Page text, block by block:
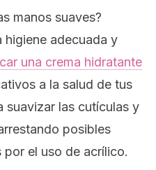
manos suaves?
higiene adecuada y
una crema hidratante
a la salud de tus
suavizar las cutículas y
posibles
el uso de acrílico.